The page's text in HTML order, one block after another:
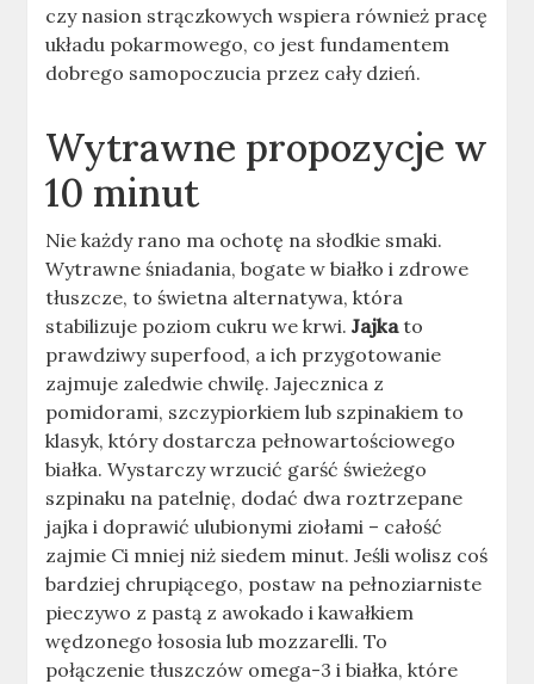
czy nasion strączkowych wspiera również pracę
układu pokarmowego, co jest fundamentem
dobrego samopoczucia przez cały dzień.
Wytrawne propozycje w
10 minut
Nie każdy rano ma ochotę na słodkie smaki.
Wytrawne śniadania, bogate w białko i zdrowe
tłuszcze, to świetna alternatywa, która
stabilizuje poziom cukru we krwi.Jajkato
prawdziwy superfood, a ich przygotowanie
zajmuje zaledwie chwilę. Jajecznica z
pomidorami, szczypiorkiem lub szpinakiem to
klasyk, który dostarcza pełnowartościowego
białka. Wystarczy wrzucić garść świeżego
szpinaku na patelnię, dodać dwa roztrzepane
jajka i doprawić ulubionymi ziołami – całość
zajmie Ci mniej niż siedem minut. Jeśli wolisz coś
bardziej chrupiącego, postaw na pełnoziarniste
pieczywo z pastą z awokado i kawałkiem
wędzonego łososia lub mozzarelli. To
połączenie tłuszczów omega-3 i białka, które